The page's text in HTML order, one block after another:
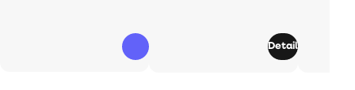
Detail